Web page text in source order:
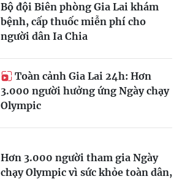
Bộ đội Biên phòng Gia Lai khám
bệnh, cấp thuốc miễn phí cho
người dân Ia Chia
Toàn cảnh Gia Lai 24h: Hơn
3.000 người hưởng ứng Ngày chạy
Olympic
Hơn 3.000 người tham gia Ngày
chạy Olympic vì sức khỏe toàn dân,